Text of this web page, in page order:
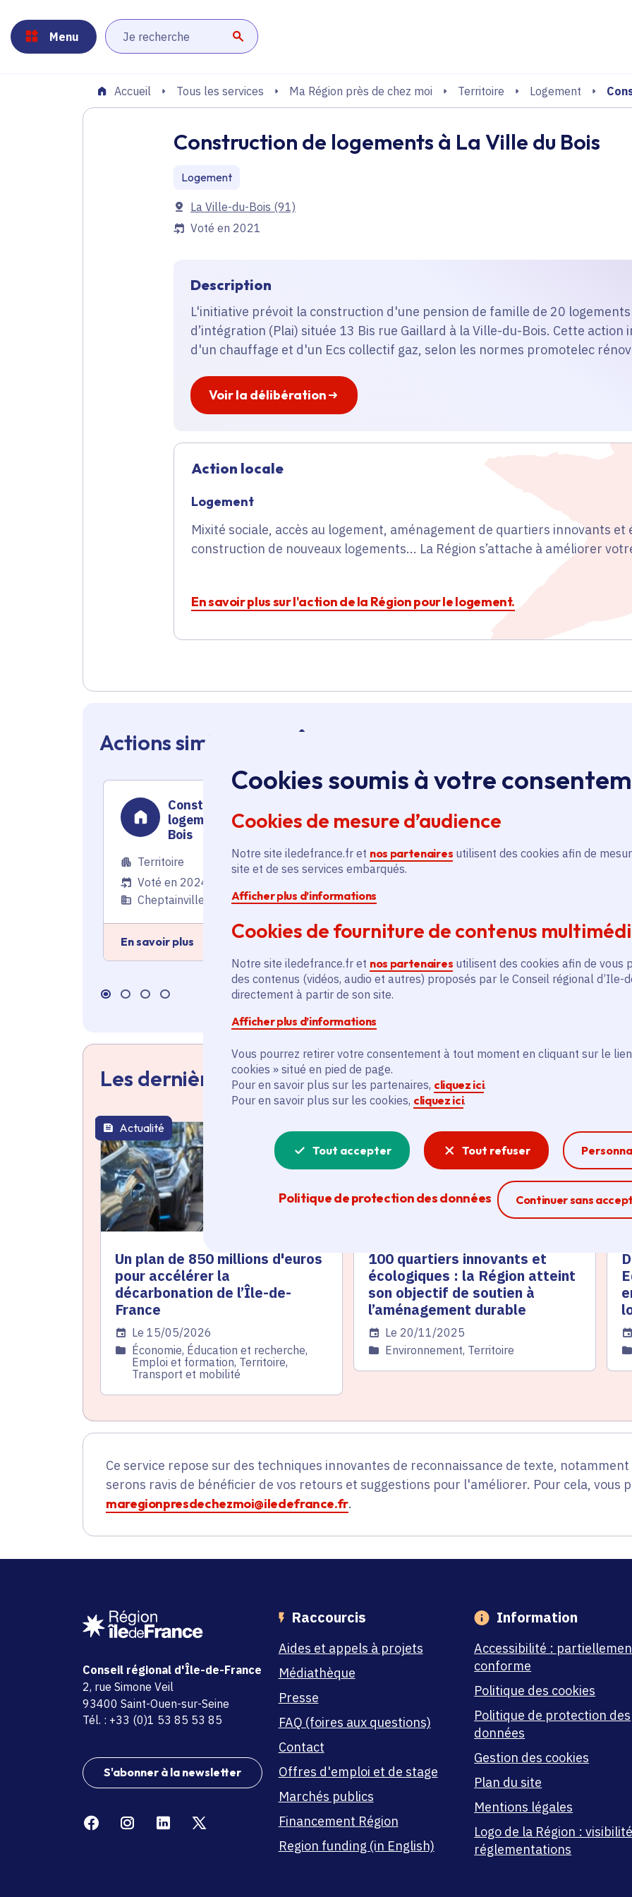
Cookies soumis à votre
Cookies de mesure d’audience
Notre site iledefrance.fr et nos partenaires utilisent des cookies afin de
site et de ses services embarqués.
Afficher plus d’informations
Cookies de fourniture de contenus
Notre site iledefrance.fr et nos partenaires utilisent des cookies afin de vous
des contenus (vidéos, audio et autres) proposés par le Conseil régional d’Ile-
directement à partir de son site.
Afficher plus d’informations
Vous pourrez retirer votre consentement à tout moment en cliquant sur le
cookies » situé en pied de page.
Pour en savoir plus sur les partenaires, cliquez ici.
Pour en savoir plus sur les cookies, cliquez ici.
Tout accepter Tout refuser
Politique de protection des données Continuer sans
Ferme la
Menu
Lancer la recherche
Accueil Tous les services Ma Région près de chez moi Territoire Logement
Construction de logements à La Ville du Bois
Logement
Communes
La Ville-du-Bois (91)
Voté en 2021
Description
L'initiative prévoit la construction d'une pension de famille de 20
d’intégration (Plai) située 13 Bis rue Gaillard à la Ville-du-Bois. Cette action
d'un chauffage et d'un Ecs collectif gaz, selon les normes promotelec
Voir la délibération
Action locale
Logement
Mixité sociale, accès au logement, aménagement de quartiers innovants et
construction de nouveaux logements... La Région s’attache à améliorer
En savoir plus sur l'action de la Région pour le logement.
Actions similaires en Île-de-France
Construction de
logements dans la rue du
Bois
Territoire
Voté en 2024
Cheptainville (91)
En savoir plus
logements dans la rue du
Territoire
En savoir plus
Les dernières actualités
thématique active
Actualité
Un plan de 850 millions d'euros
pour accélérer la
décarbonation de l’Île-de-
France
Date de l'arrêté
Le 15/05/2026
Catégorie
Économie, Éducation et recherche,
Emploi et formation, Territoire,
Transport et mobilité
thématique active
100 quartiers innovants et
écologiques : la Région atteint
son objectif de soutien à
l’aménagement durable
Date de l'arrêté
Le 20/11/2025
Catégorie
Environnement, Territoire
Ce service repose sur des techniques innovantes de reconnaissance de texte,
serons ravis de bénéficier de vos retours et suggestions pour l'améliorer. Pour cela, vous
maregionpresdechezmoi@iledefrance.fr.
Conseil régional d'Île-de-France
adresse
2, rue Simone Veil
code postal et commune
93400 Saint-Ouen-sur-Seine
Tél. : +33 (0)1 53 85 53 85
S'abonner à la newsletter
FacebookInstagramLinkedin
Raccourcis
Aides et appels à projets
Médiathèque
Presse
FAQ (foires aux questions)
Contact
Offres d'emploi et de stage
Marchés publics
Financement Région
Region funding (in English)
Information
Accessibilité :
conforme
Politique des cookies
Politique de protection des
données
Gestion des cookies
Plan du site
Mentions légales
Logo de la Région :
réglementations